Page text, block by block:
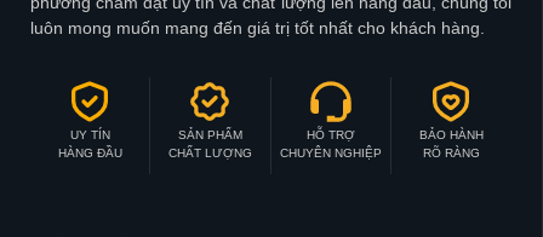
luôn mong muốn mang đến giá trị tốt nhất cho khách hàng.
UY TÍN
HÀNG ĐẦU
SẢN PHẨM
CHẤT LƯỢNG
HỖ TRỢ
CHUYÊN NGHIỆP
BẢO HÀNH
RÕ RÀNG